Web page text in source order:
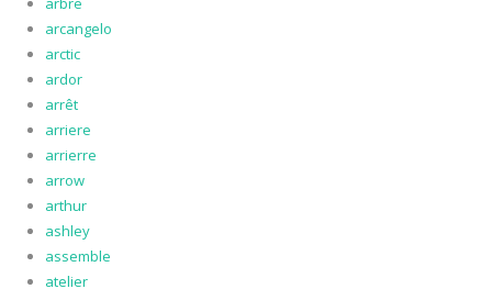
arcangelo
arctic
ardor
arrêt
arriere
arrierre
arrow
arthur
ashley
assemble
atelier